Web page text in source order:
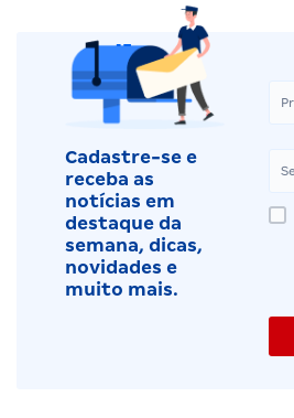
Cadastre-se e
receba as
notícias em
destaque da
semana, dicas,
novidades e
muito mais.